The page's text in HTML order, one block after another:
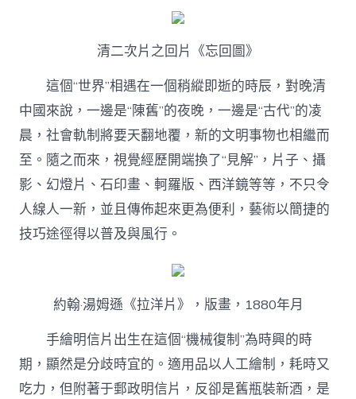
清二次片之回片《忘回圖》
這個“世界”相遇在一個稍縱即逝的時辰，對晚清
中國來說，一邊是“陳舊”的夜晚，一邊是“古代”的凌
晨，社會軌制將要天翻地覆，新的文明事物也相繼而
至。隨之而來，視覺經歷開端換了“見解”，片子、攝
影、幻燈片、石印畫、軻羅版、西洋鏡等等，不只令
人線人一新，並且傳佈起來更為便利，藝術以簡捷的
技巧途徑得以普及與風行。
約翰·湯姆遜《拉洋片》，版畫，1880年月
手繪明信片出生在這個“機械復制”為時興的時
期，顯然是分歧時宜的。適用品以人工繪制，耗時又
吃力，但附著于郵政明信片，反卻是舊瓶裝新酒，是